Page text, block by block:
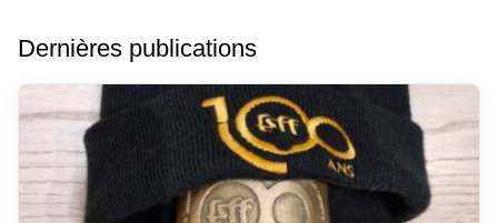
Dernières publications